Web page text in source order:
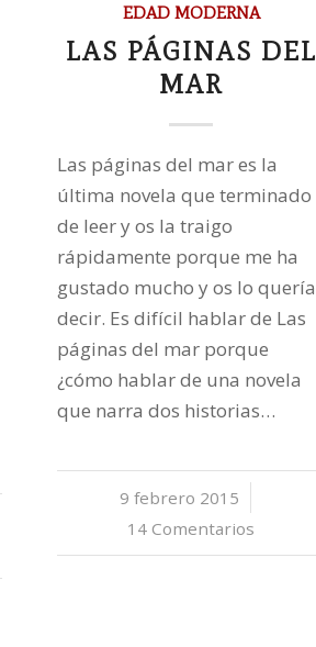
EDAD MODERNA
LAS PÁGINAS DEL
MAR
Las páginas del mar es la
última novela que terminado
de leer y os la traigo
rápidamente porque me ha
gustado mucho y os lo quería
decir. Es difícil hablar de Las
páginas del mar porque
¿cómo hablar de una novela
que narra dos historias…
9 febrero 2015
/
14 Comentarios